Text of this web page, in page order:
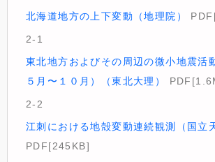
北海道地方の上下変動（地理院）
2-1
東北地方およびその周辺の微小地震活
５月〜１０月）（東北大理）
2-2
江刺における地殻変動連続観測（国立
PDF[245KB]